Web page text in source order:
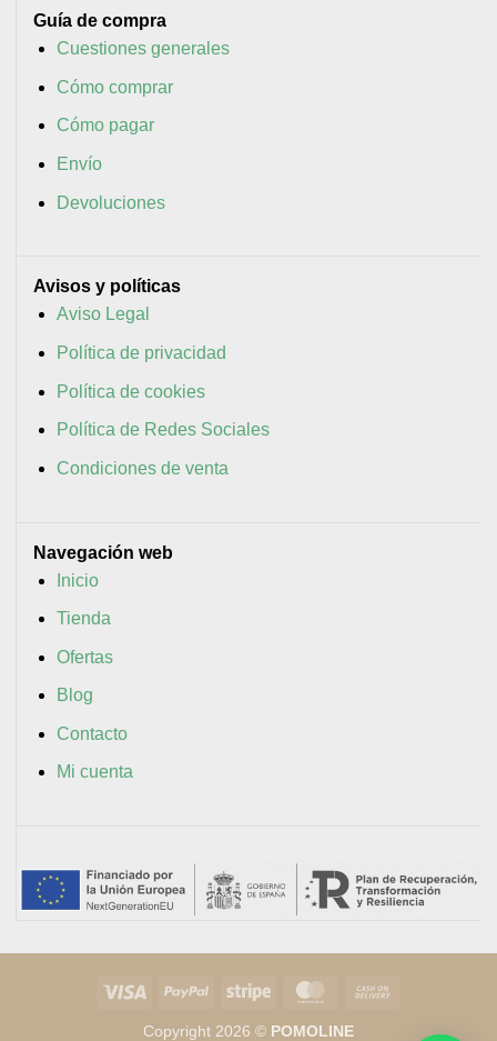
Guía de compra
Cuestiones generales
Cómo comprar
Cómo pagar
Envío
Devoluciones
Avisos y políticas
Aviso Legal
Política de privacidad
Política de cookies
Política de Redes Sociales
Condiciones de venta
Navegación web
Inicio
Tienda
Ofertas
Blog
Contacto
Mi cuenta
Visa PayPal Stripe MasterCard
Copyright 2026 © POMOLINE